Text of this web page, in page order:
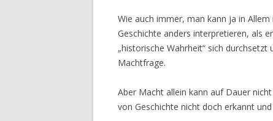
Wie auch immer, man kann ja in
Geschichte anders interpretieren, als
„historische Wahrheit“ sich
Machtfrage.
Aber Macht allein kann auf Dauer
von Geschichte nicht doch erkannt